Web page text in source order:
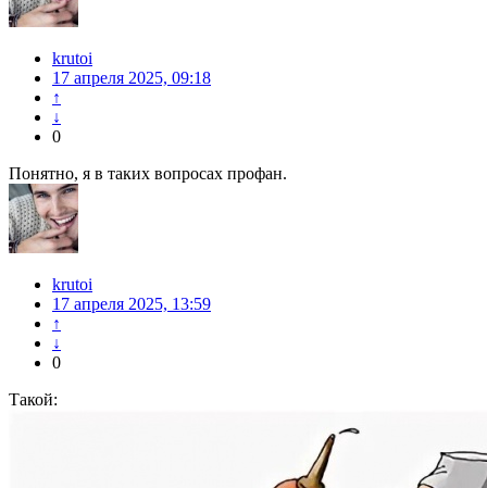
krutoi
17 апреля 2025, 09:18
↑
↓
0
Понятно, я в таких вопросах профан.
krutoi
17 апреля 2025, 13:59
↑
↓
0
Такой: